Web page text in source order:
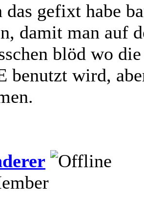
das gefixt habe
damit man auf
blöd wo
benutzt wird,